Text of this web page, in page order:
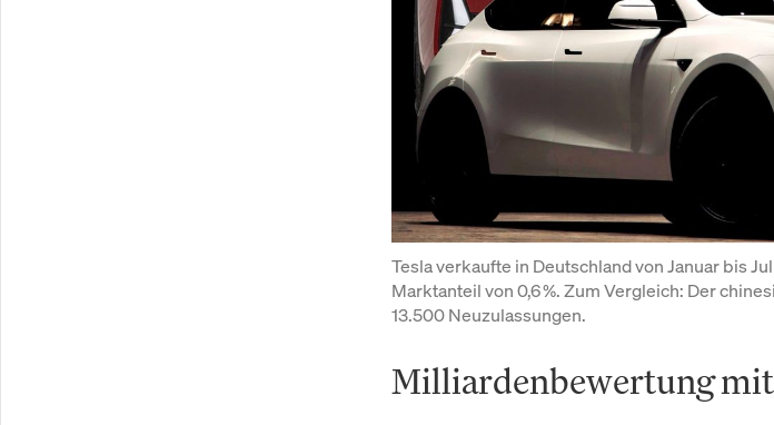
Tesla verkaufte in Deutschland von Januar bis
Marktanteil von 0,6 %. Zum Vergleich: Der
13.500 Neuzulassungen.
Milliardenbewertung mit